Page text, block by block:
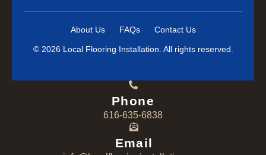
About Us FAQs Contact Us
© 2026 Local Flooring Installation. All rights reserved.
Phone
616-635-6838
Email